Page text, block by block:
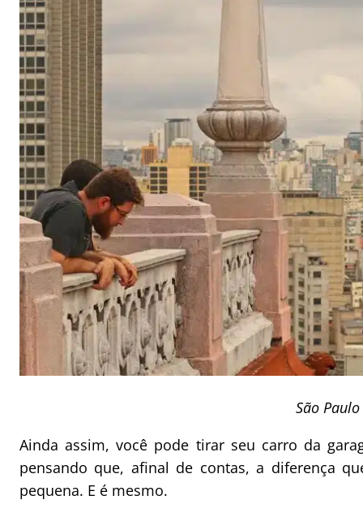
São Paulo
Ainda assim, você pode tirar seu carro da
pensando que, afinal de contas, a diferença
pequena. E é mesmo.